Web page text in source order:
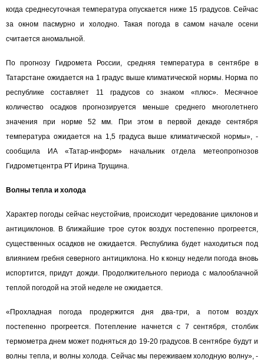
когда среднесуточная температура опускается ниже 15 градусов. Сейчас
за окном пасмурно и холодно. Такая погода в самом начале осени
считается аномальной.
По прогнозу Гидромета России, средняя температура в сентябре в
Татарстане ожидается на 1 градус выше климатической нормы. Норма по
республике составляет 11 градусов со знаком «плюс». Месячное
количество осадков прогнозируется меньше среднего многолетнего
значения при норме 52 мм. При этом в первой декаде сентября
температура ожидается на 1,5 градуса выше климатической нормы», -
сообщила ИА «Татар-информ» начальник отдела метеопрогнозов
Гидрометцентра РТ Ирина Трущина.
Волны тепла и холода
Характер погоды сейчас неустойчив, происходит чередование циклонов и
антициклонов. В ближайшие трое суток воздух постепенно прогреется,
существенных осадков не ожидается. Республика будет находиться под
влиянием гребня северного антициклона. Но к концу недели погода вновь
испортится, придут дожди. Продолжительного периода с малооблачной
теплой погодой на этой неделе не ожидается.
«Прохладная погода продержится дня два-три, а потом воздух
постепенно прогреется. Потепление начнется с 7 сентября, столбик
термометра днем может подняться до 19-20 градусов. В сентябре будут и
волны тепла, и волны холода. Сейчас мы переживаем холодную волну», -